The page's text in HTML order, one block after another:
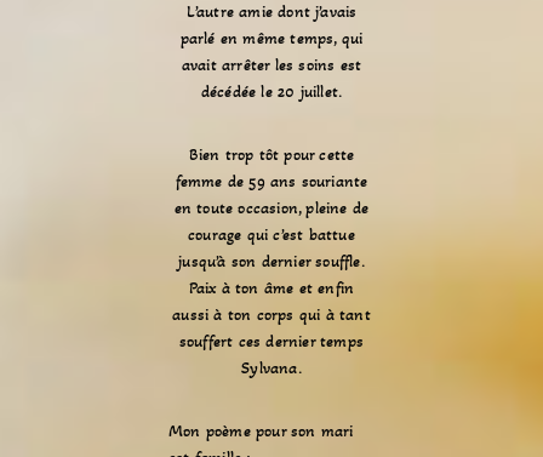
L’autre amie dont j’avais
parlé en même temps, qui
avait arrêter les soins est
décédée le 20 juillet.
Bien trop tôt pour cette
femme de 59 ans souriante
en toute occasion, pleine de
courage qui c’est battue
jusqu’à son dernier souffle.
Paix à ton âme et enfin
aussi à ton corps qui à tant
souffert ces dernier temps
Sylvana.
Mon poème pour son mari